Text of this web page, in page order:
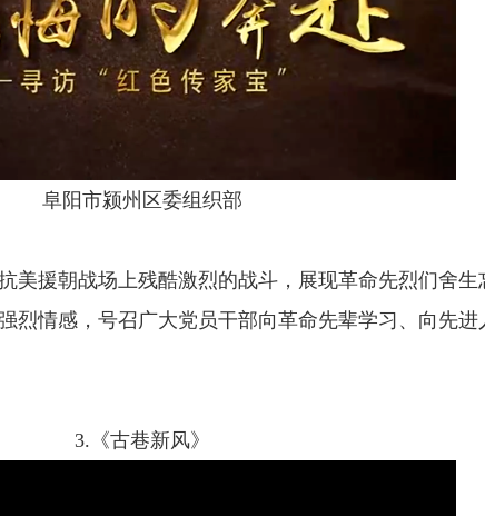
阜阳市颍州区委组织部
援朝战场上残酷激烈的战斗，展现革命先烈们舍生
烈情感，号召广大党员干部向革命先辈学习、向先进
3.《古巷新风》